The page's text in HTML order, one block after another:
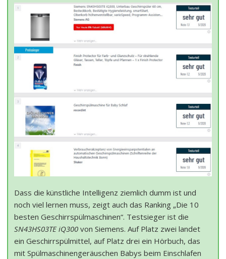
Dass die künstliche Intelligenz ziemlich dumm ist und
noch viel lernen muss, zeigt auch das Ranking „Die 10
besten Geschirrspülmaschinen“. Testsieger ist die
SN43HS03TE iQ300 von Siemens. Auf Platz zwei landet
ein Geschirrspülmittel, auf Platz drei ein Hörbuch, das
mit Spülmaschinengeräuschen Babys beim Einschlafen